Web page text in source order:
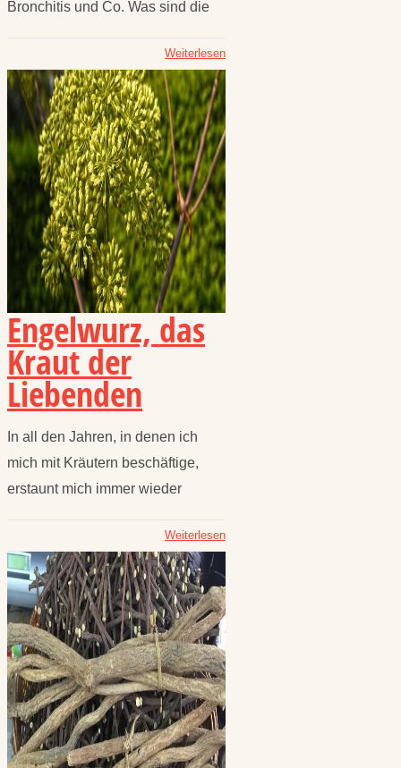
Bronchitis und Co. Was sind die
Weiterlesen
Engelwurz, das
Kraut der
Liebenden
In all den Jahren, in denen ich
mich mit Kräutern beschäftige,
erstaunt mich immer wieder
Weiterlesen